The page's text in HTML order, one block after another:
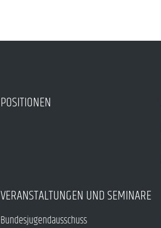
POSITIONEN
VERANSTALTUNGEN UND SEMINARE
Bundesjugendausschuss